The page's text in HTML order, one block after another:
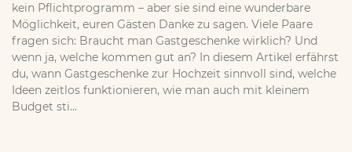
kein Pflichtprogramm – aber sie sind eine wunderbare
Möglichkeit, euren Gästen Danke zu sagen. Viele Paare
fragen sich: Braucht man Gastgeschenke wirklich? Und
wenn ja, welche kommen gut an? In diesem Artikel erfährst
du, wann Gastgeschenke zur Hochzeit sinnvoll sind, welche
Ideen zeitlos funktionieren, wie man auch mit kleinem
Budget sti...